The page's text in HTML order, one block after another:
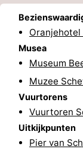
adressen
Regio
Noord-
Holland
Natuur
Schoorlse
Bergen
Oranjehotel
Musea
Museum
Muzee
Vuurtorens
Vuurtoren
Uitkijkpunten
Pier van